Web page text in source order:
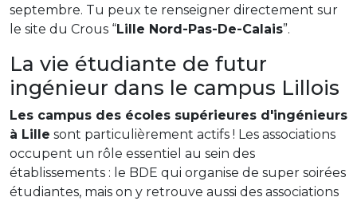
septembre. Tu peux te renseigner directement sur
le site du Crous “Lille Nord-Pas-De-Calais”.
La vie étudiante de futur
ingénieur dans le campus Lillois
Les campus des écoles supérieures d'ingénieurs
à Lille sont particulièrement actifs ! Les associations
occupent un rôle essentiel au sein des
établissements : le BDE qui organise de super soirées
étudiantes, mais on y retrouve aussi des associations